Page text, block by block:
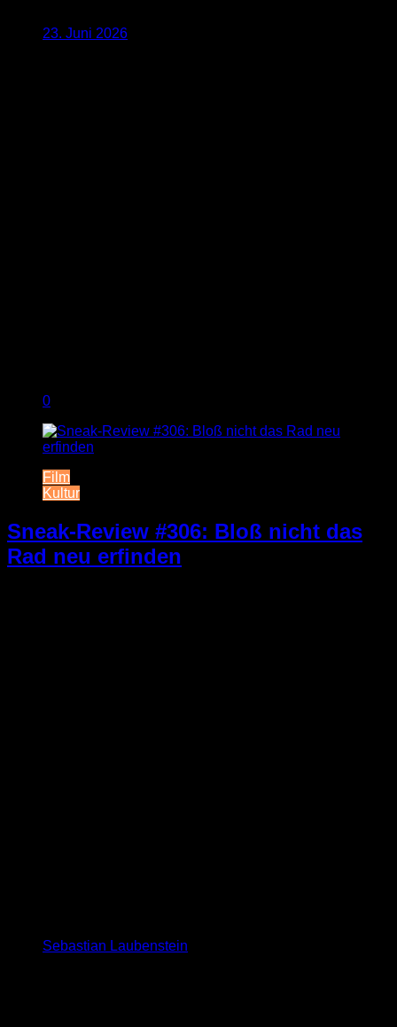
23. Juni 2026
0
Film
Kultur
Sneak-Review #306: Bloß nicht das
Rad neu erfinden
Sebastian Laubenstein